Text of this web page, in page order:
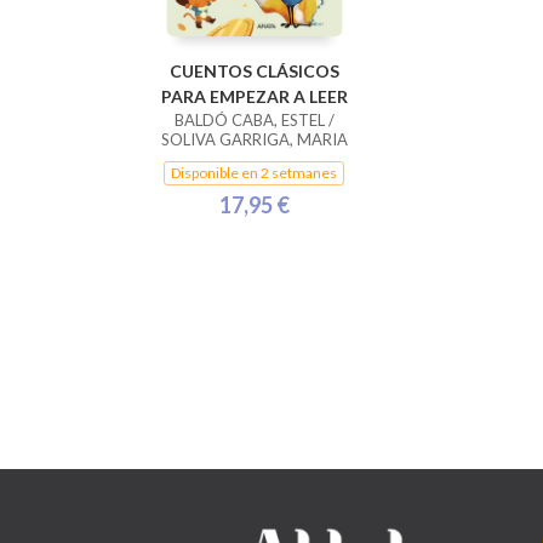
CUENTOS CLÁSICOS
PARA EMPEZAR A LEER
BALDÓ CABA, ESTEL /
SOLIVA GARRIGA, MARIA
/ GIL JUAN, ROSA
Disponible en 2 setmanes
17,95 €